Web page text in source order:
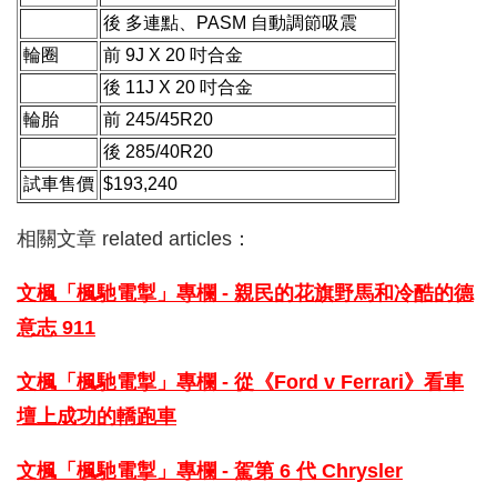
後 多連點、PASM 自動調節吸震
輪圈
前 9J X 20 吋合金
後 11J X 20 吋合金
輪胎
前 245/45R20
後 285/40R20
試車售價 $193,240
相關文章 related articles：
文楓「楓馳電掣」專欄 - 親民的花旗野馬和冷酷的德
意志 911
文楓「楓馳電掣」專欄 - 從《Ford v Ferrari》看車
壇上成功的轎跑車
文楓「楓馳電掣」專欄 - 駕第 6 代 Chrysler